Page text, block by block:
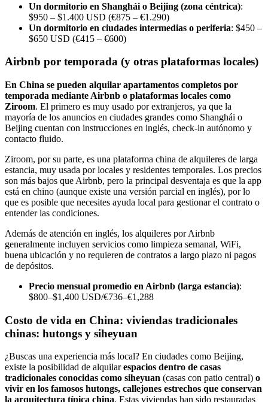
Un dormitorio en Shanghái o Beijing (zona céntrica):
$950 – $1.400 USD (€875 – €1.290)
Un dormitorio en ciudades intermedias o periferia: $450 –
$650 USD (€415 – €600)
Airbnb por temporada (y otras plataformas locales)
En China se pueden alquilar apartamentos completos por
temporada mediante Airbnb o plataformas locales como
Ziroom. El primero es muy usado por extranjeros, ya que la
mayoría de los anuncios en ciudades grandes como Shanghái o
Beijing cuentan con instrucciones en inglés, check-in autónomo y
contacto fluido.
Ziroom, por su parte, es una plataforma china de alquileres de larga
estancia, muy usada por locales y residentes temporales. Los precios
son más bajos que Airbnb, pero la principal desventaja es que la app
está en chino (aunque existe una versión parcial en inglés), por lo
que es posible que necesites ayuda local para gestionar el contrato o
entender las condiciones.
Además de atención en inglés, los alquileres por Airbnb
generalmente incluyen servicios como limpieza semanal, WiFi,
buena ubicación y no requieren de contratos a largo plazo ni pagos
de depósitos.
Precio mensual promedio en Airbnb (larga estancia):
$800–$1,400 USD/€736–€1,288
Costo de vida en China: viviendas tradicionales
chinas: hutongs y siheyuan
¿Buscas una experiencia más local? En ciudades como Beijing,
existe la posibilidad de alquilarespacios dentro de casas
tradicionales conocidas como siheyuan (casas con patio central) o
vivir en los famosos hutongs, callejones estrechos que conservan
la arquitectura típica china. Estas viviendas han sido restauradas